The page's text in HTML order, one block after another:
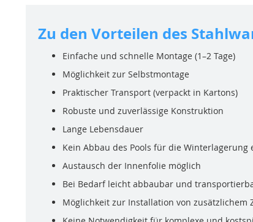
Zu den Vorteilen des
Einfache und schnelle Montage (1–2 Tage)
Möglichkeit zur Selbstmontage
Praktischer Transport (verpackt in Kartons)
Robuste und zuverlässige Konstruktion
Lange Lebensdauer
Kein Abbau des Pools für die Winterlagerung
Austausch der Innenfolie möglich
Bei Bedarf leicht abbaubar und
Möglichkeit zur Installation von zusätzlichem